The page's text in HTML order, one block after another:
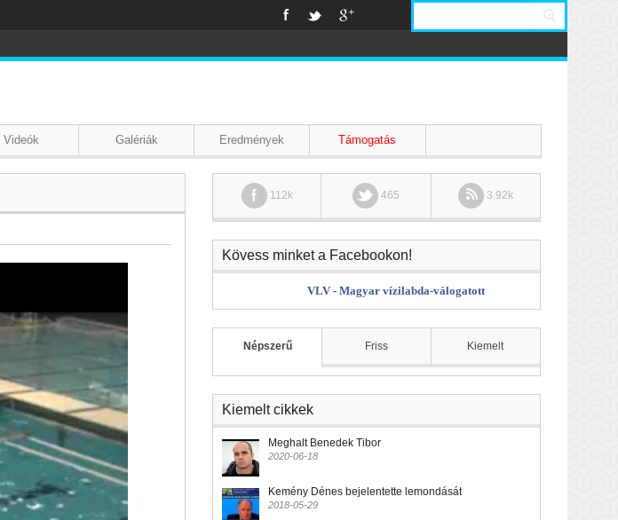
Videók Galériák Eredmények Támogatás
112k 465 3.92k
Kövess minket a Facebookon!
VLV - Magyar vízilabda-válogatott
Népszerű Friss Kiemelt
Kiemelt cikkek
Meghalt Benedek Tibor
2020-06-18
Kemény Dénes bejelentette lemondását
2018-05-29